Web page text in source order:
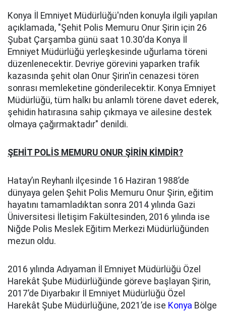
Konya İl Emniyet Müdürlüğü'nden konuyla ilgili yapılan
açıklamada, "Şehit Polis Memuru Onur Şirin için 26
Şubat Çarşamba günü saat 10.30'da Konya İl
Emniyet Müdürlüğü yerleşkesinde uğurlama töreni
düzenlenecektir. Devriye görevini yaparken trafik
kazasında şehit olan Onur Şirin'in cenazesi tören
sonrası memleketine gönderilecektir. Konya Emniyet
Müdürlüğü, tüm halkı bu anlamlı törene davet ederek,
şehidin hatırasına sahip çıkmaya ve ailesine destek
olmaya çağırmaktadır" denildi.
ŞEHİT POLİS MEMURU ONUR ŞİRİN KİMDİR?
Hatay’ın Reyhanlı ilçesinde 16 Haziran 1988’de
dünyaya gelen Şehit Polis Memuru Onur Şirin, eğitim
hayatını tamamladıktan sonra 2014 yılında Gazi
Üniversitesi İletişim Fakültesinden, 2016 yılında ise
Niğde Polis Meslek Eğitim Merkezi Müdürlüğünden
mezun oldu.
2016 yılında Adıyaman İl Emniyet Müdürlüğü Özel
Harekât Şube Müdürlüğünde göreve başlayan Şirin,
2017’de Diyarbakır İl Emniyet Müdürlüğü Özel
Harekât Şube Müdürlüğüne, 2021’de ise Konya Bölge